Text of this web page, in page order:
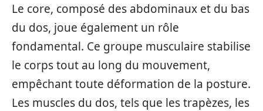
Le core, composé des abdominaux et du bas
du dos, joue également un rôle
fondamental. Ce groupe musculaire stabilise
le corps tout au long du mouvement,
empêchant toute déformation de la posture.
Les muscles du dos, tels que les trapèzes, les